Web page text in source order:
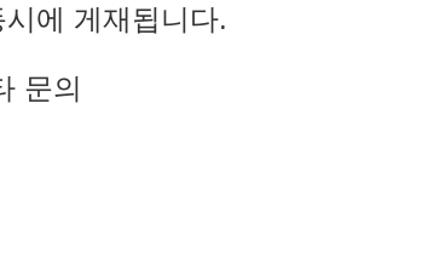
에 게재됩니다.
문의